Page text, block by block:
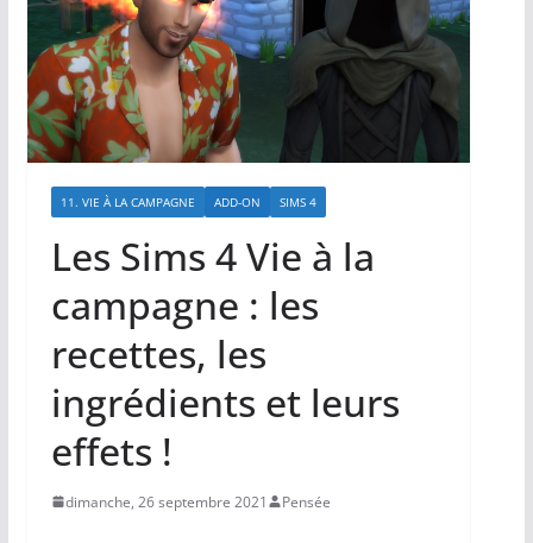
11. VIE À LA CAMPAGNE ADD-ON SIMS 4
Les Sims 4 Vie à la
campagne : les
recettes, les
ingrédients et leurs
effets !
dimanche, 26 septembre 2021 Pensée